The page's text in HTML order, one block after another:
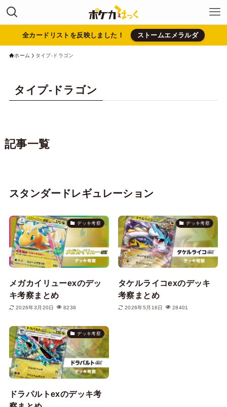
全カードリストを反映しました！ ストームエメラルダ
ホーム タイプ-ドラゴン
タイプ-ドラゴン
記事一覧
スタンダードレギュレーション
デッキ考察
メガカイリューexのデッ
キ考察まとめ
2026年3月20日 8238
デッキ考察
タケルライコexのデッキ
考察まとめ
2026年5月16日 28401
デッキ考察
ドラパルトexのデッキ考